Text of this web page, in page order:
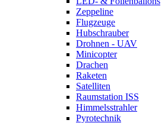
Zeppeline
Flugzeuge
Hubschrauber
Drohnen - UAV
Minicopter
Drachen
Raketen
Satelliten
Raumstation ISS
Himmelsstrahler
Pyrotechnik